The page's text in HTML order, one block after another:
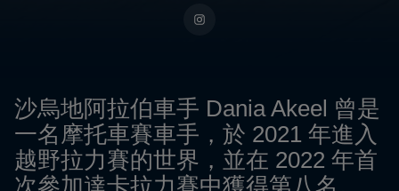
沙烏地阿拉伯車手 Dania Akeel 曾是
一名摩托車賽車手，於 2021 年進入
越野拉力賽的世界，並在 2022 年首
次參加達卡拉力賽中獲得第八名。